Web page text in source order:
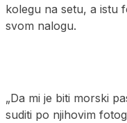
kolegu na setu, a istu
svom nalogu.
„Da mi je biti morski
suditi po njihovim